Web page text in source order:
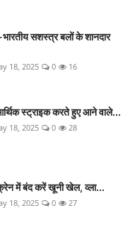
भारतीय सशस्त्र बलों के शानदार
18, 2025 0 16
स्ट्राइक करते हुए आने वाले...
18, 2025 0 28
में बंद करें खूनी खेल, व्ला...
18, 2025 0 27